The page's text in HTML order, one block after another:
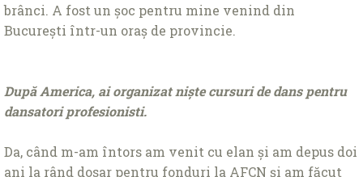
brânci. A fost un șoc pentru mine venind din
București într-un oraș de provincie.
După America, aiorganizat niște cursuride danspentru
dansatori profesionisti.
Da, când m-am întors am venit cu elan și am depus doi
ani la rând dosar pentru fonduri la AFCN și am făcut